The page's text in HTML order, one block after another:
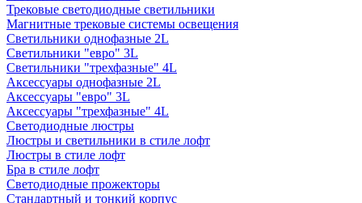
Трековые светодиодные светильники
Магнитные трековые системы освещения
Светильники однофазные 2L
Светильники "евро" 3L
Светильники "трехфазные" 4L
Аксессуары однофазные 2L
Аксессуары "евро" 3L
Аксессуары "трехфазные" 4L
Светодиодные люстры
Люстры и светильники в стиле лофт
Люстры в стиле лофт
Бра в стиле лофт
Светодиодные прожекторы
Стандартный и тонкий корпус